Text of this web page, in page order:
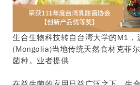
生合生物科技转自台湾大学的M1，
(Mongolia)当地传统天然食材克菲
菌种。业者提供